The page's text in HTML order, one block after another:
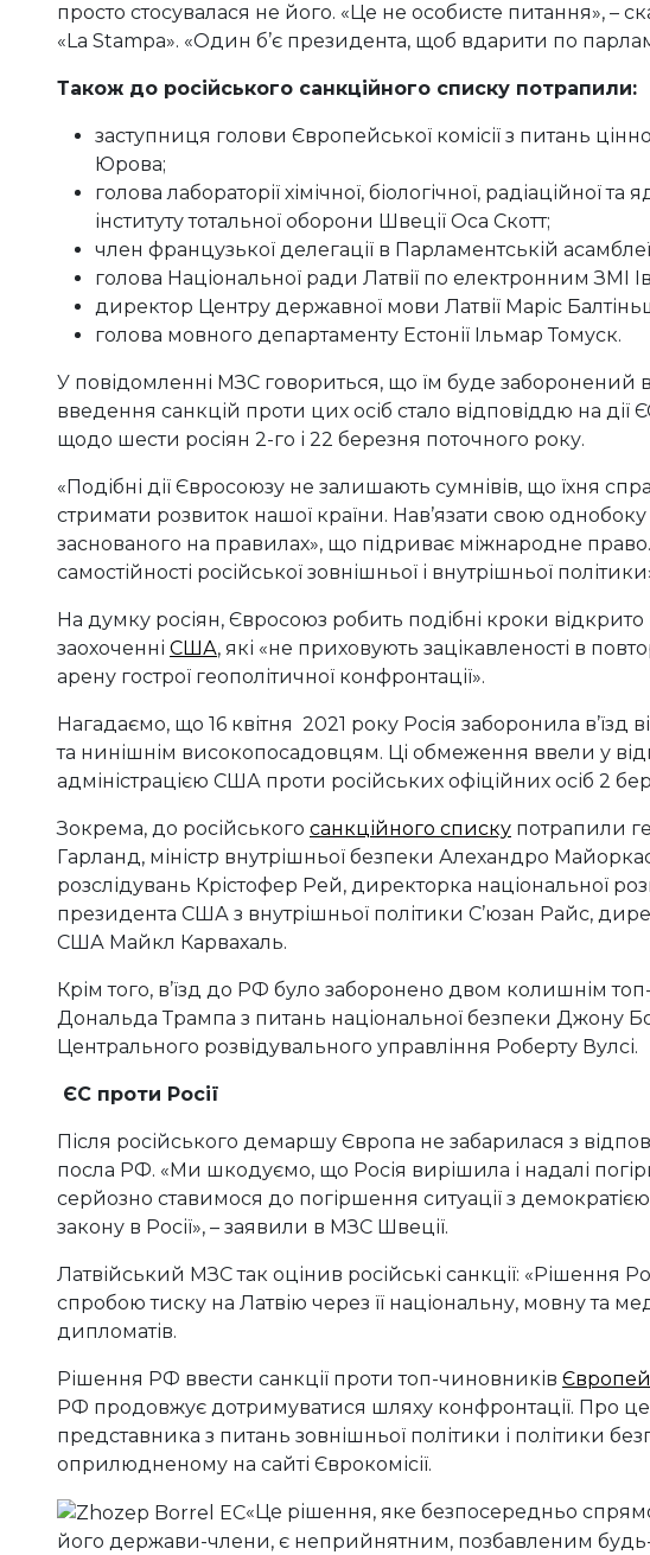
просто стосувалася не його. «Це не особисте питання», –
«La Stampa». «Один б’є президента, щоб вдарити по
Також до російського санкційного списку потрапили:
заступниця голови Європейської комісії з питань
Юрова;
голова лабораторії хімічної, біологічної, радіаційної
інституту тотальної оборони Швеції Оса Скотт;
член французької делегації в Парламентській
голова Національної ради Латвії по електронним ЗМІ
директор Центру державної мови Латвії Маріс
голова мовного департаменту Естонії Ільмар Томуск.
У повідомленні МЗС говориться, що їм буде заборонений
введення санкцій проти цих осіб стало відповіддю на дії
щодо шести росіян 2-го і 22 березня поточного року.
«Подібні дії Євросоюзу не залишають сумнівів, що їхня
стримати розвиток нашої країни. Нав’язати свою
заснованого на правилах», що підриває міжнародне
самостійності російської зовнішньої і внутрішньої
На думку росіян, Євросоюз робить подібні кроки
заохоченні США, які «не приховують зацікавленості в
арену гострої геополітичної конфронтації».
Нагадаємо, що 16 квітня 2021 року Росія заборонила
та нинішнім високопосадовцям. Ці обмеження ввели у
адміністрацією США проти російських офіційних осіб 2
Зокрема, до російського санкційного списку потрапили
Гарланд, міністр внутрішньої безпеки Алехандро
розслідувань Крістофер Рей, директорка національної
президента США з внутрішньої політики С’юзан Райс,
США Майкл Карвахаль.
Крім того, в’їзд до РФ було заборонено двом колишнім
Дональда Трампа з питань національної безпеки Джону
Центрального розвідувального управління Роберту Вулсі.
ЄС проти Росії
Після російського демаршу Європа не забарилася з
посла РФ. «Ми шкодуємо, що Росія вирішила і надалі
серйозно ставимося до погіршення ситуації з
закону в Росії», – заявили в МЗС Швеції.
Латвійський МЗС так оцінив російські санкції: «Рішення
спробою тиску на Латвію через її національну, мовну та
дипломатів.
Рішення РФ ввести санкції проти топ-чиновників
РФ продовжує дотримуватися шляху конфронтації. Про
представника з питань зовнішньої політики і політики
оприлюдненому на сайті Єврокомісії.
«Це рішення, яке безпосередньо
його держави-члени, є неприйнятним, позбавленим